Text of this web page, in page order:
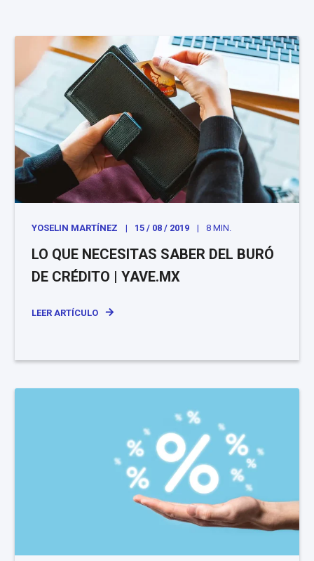
YOSELIN MARTÍNEZ 15 / 08 / 2019 8 MIN.
LO QUE NECESITAS SABER DEL BURÓ
DE CRÉDITO | YAVE.MX
LEER ARTÍCULO